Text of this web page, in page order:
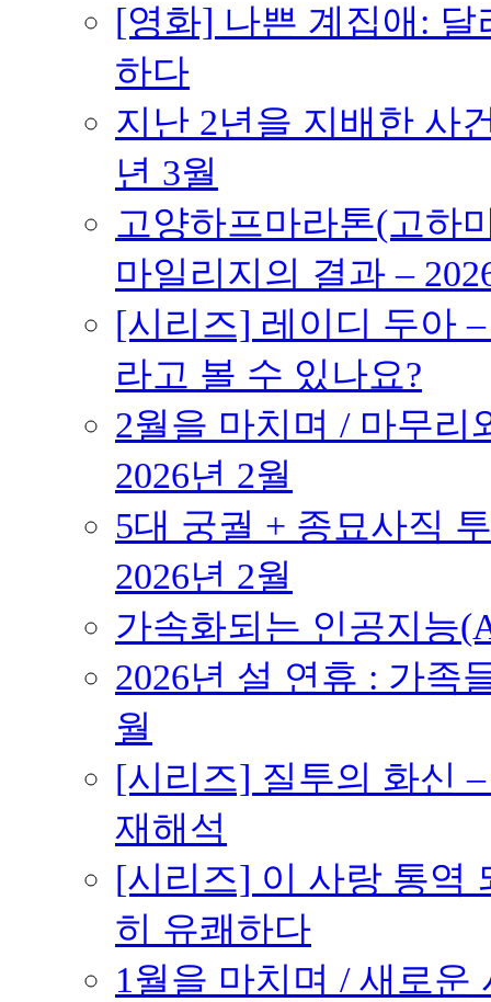
[영화] 나쁜 계집애:
하다
지난 2년을 지배한 사
년 3월
고양하프마라톤(고하
마일리지의 결과 –
[시리즈] 레이디 두아
라고 볼 수 있나요?
2월을 마치며 / 마무리
2026년 2월
5대 궁궐 + 종묘사직
2026년 2월
가속화되는 인공지능
2026년 설 연휴 : 가족
월
[시리즈] 질투의 화신
재해석
[시리즈] 이 사랑 통역
히 유쾌하다
1월을 마치며 / 새로운